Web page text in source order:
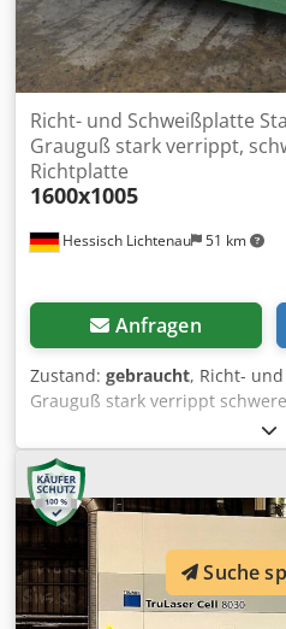
Hessisch Lichtenau 51 km
Richt- und Schweißplatte
Grauguß stark verrippt,
Richtplatte
1600x1005
Anfragen
Zustand: gebraucht, Richt-
Grauguß stark verrippt
mm Breite 1005 mm Dicke 280
mm durchgehend - Mittelloch
Gewindebohrungen M 20, ca.
Durchgangsbohrungen Ø 27
Zustand Djdpsdzqbaefx Ab
vermutlich beidseitig prallel
Suche